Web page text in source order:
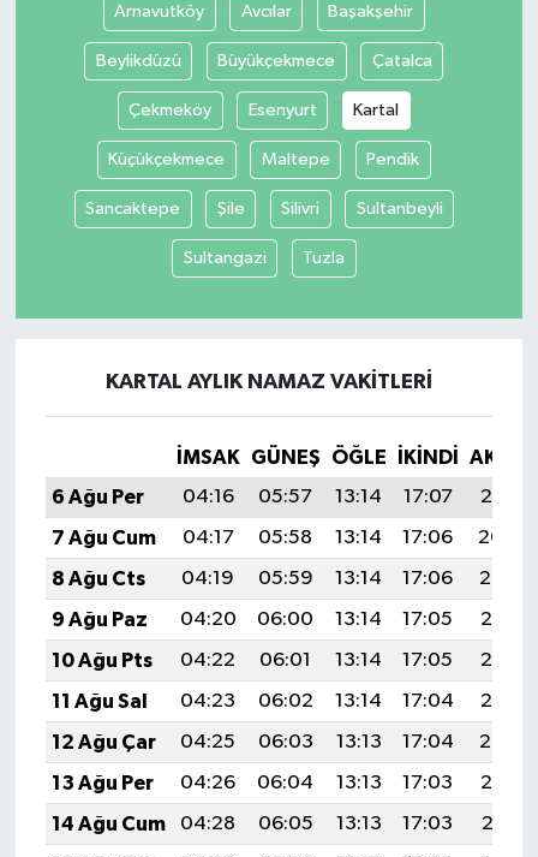
Arnavutköy Avcılar Başakşehir
Beylikdüzü Büyükçekmece Çatalca
Çekmeköy Esenyurt Kartal
Küçükçekmece Maltepe Pendik
Sancaktepe Şile Silivri Sultanbeyli
Sultangazi Tuzla
KARTAL AYLIK NAMAZ VAKITLERI
İMSAK GÜNEŞ ÖĞLE İKINDI
6 Ağu Per
04:16 05:57 13:14 17:07
20:21
7 Ağu Cum
04:17 05:58 13:14 17:06
20:20
8 Ağu Cts
04:19 05:59 13:14 17:06
20:19
9 Ağu Paz
04:20 06:00 13:14 17:05
20:18
10 Ağu Pts
04:22 06:01 13:14 17:05
20:16
11 Ağu Sal
04:23 06:02 13:14 17:04
20:15
12 Ağu Çar
04:25 06:03 13:13 17:04
20:14
13 Ağu Per
04:26 06:04 13:13 17:03
20:13
14 Ağu Cum
04:28 06:05 13:13 17:03
20:11